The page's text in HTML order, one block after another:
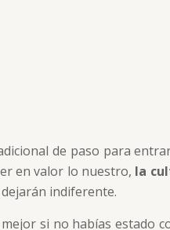
de paso para
en valor lo nuestro, la
indiferente.
si no habías estado